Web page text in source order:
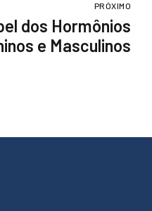
PRÓXIMO
dos Hormônios
e Masculinos